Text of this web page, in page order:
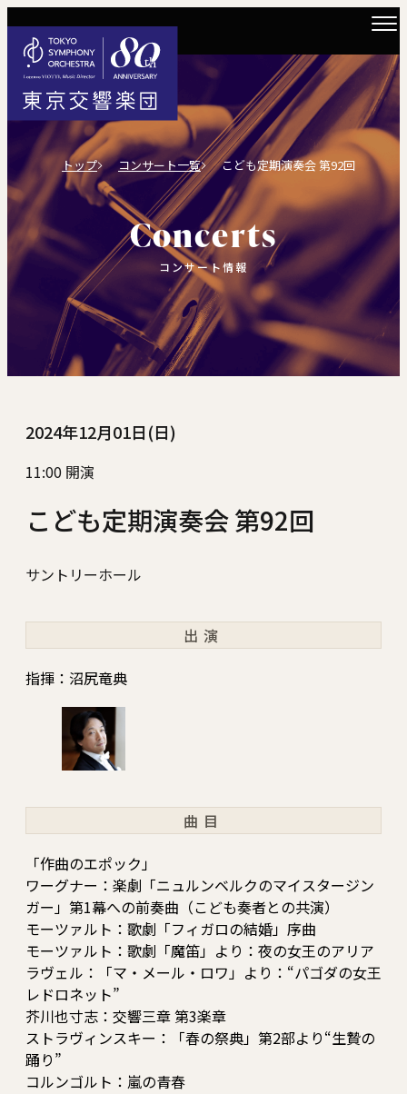
トップ コンサート一覧 こども定期演奏会 第92回
Concerts
コンサート情報
2024年12月01日(日)
11:00 開演
こども定期演奏会 第92回
サントリーホール
出演
指揮：沼尻竜典
曲目
「作曲のエポック」
ワーグナー：楽劇「ニュルンベルクのマイスタージン
ガー」第1幕への前奏曲（こども奏者との共演）
モーツァルト：歌劇「フィガロの結婚」序曲
モーツァルト：歌劇「魔笛」より：夜の女王のアリア
ラヴェル：「マ・メール・ロワ」より：“パゴダの女王
レドロネット”
芥川也寸志：交響三章 第3楽章
ストラヴィンスキー：「春の祭典」第2部より“生贄の
踊り”
コルンゴルト：嵐の青春